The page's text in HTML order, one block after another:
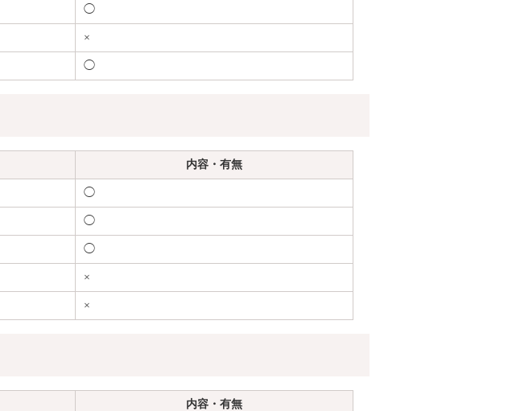
◯
×
◯
内容・有無
◯
◯
◯
×
×
内容・有無